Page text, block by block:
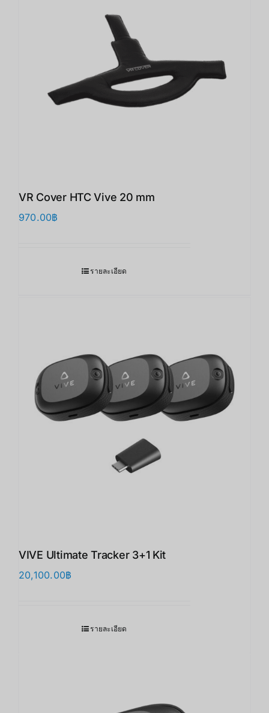
VR Cover HTC Vive 20 mm
970.00฿
รายละเอียด
VIVE Ultimate Tracker 3+1 Kit
20,100.00฿
รายละเอียด